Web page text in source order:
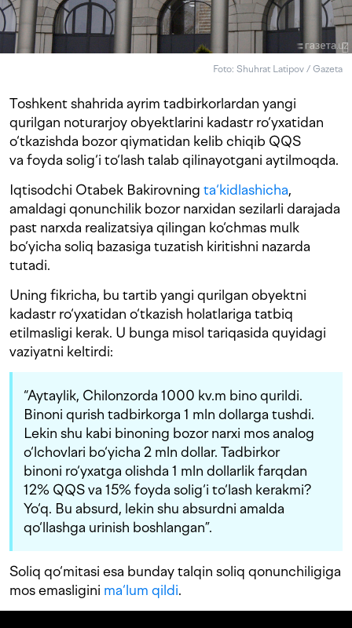
Foto: Shuhrat Latipov / Gazeta
Toshkent shahrida ayrim tadbirkorlardan yangi
qurilgan noturarjoy obyektlarini kadastr ro‘yxatidan
o‘tkazishda bozor qiymatidan kelib chiqib QQS
va foyda solig‘i to‘lash talab qilinayotgani aytilmoqda.
Iqtisodchi Otabek Bakirovning ta‘kidlashicha,
amaldagi qonunchilik bozor narxidan sezilarli darajada
past narxda realizatsiya qilingan ko‘chmas mulk
bo‘yicha soliq bazasiga tuzatish kiritishni nazarda
tutadi.
Uning fikricha, bu tartib yangi qurilgan obyektni
kadastr ro‘yxatidan o‘tkazish holatlariga tatbiq
etilmasligi kerak. U bunga misol tariqasida quyidagi
vaziyatni keltirdi:
“Aytaylik, Chilonzorda 1000 kv.m bino qurildi.
Binoni qurish tadbirkorga 1 mln dollarga tushdi.
Lekin shu kabi binoning bozor narxi mos analog
o‘lchovlari bo‘yicha 2 mln dollar. Tadbirkor
binoni ro‘yxatga olishda 1 mln dollarlik farqdan
12% QQS va 15% foyda solig‘i to‘lash kerakmi?
Yo‘q. Bu absurd, lekin shu absurdni amalda
qo‘llashga urinish boshlangan”.
Soliq qo‘mitasi esa bunday talqin soliq qonunchiligiga
mos emasligini ma‘lum qildi.